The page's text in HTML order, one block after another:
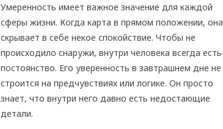
Умеренность имеет важное значение для каждой
сферы жизни. Когда карта в прямом положении, она
скрывает в себе некое спокойствие. Чтобы не
происходило снаружи, внутри человека всегда есть
постоянство. Его уверенность в завтрашнем дне не
строится на предчувствиях или логике. Он просто
знает, что внутри него давно есть недостающие
детали.